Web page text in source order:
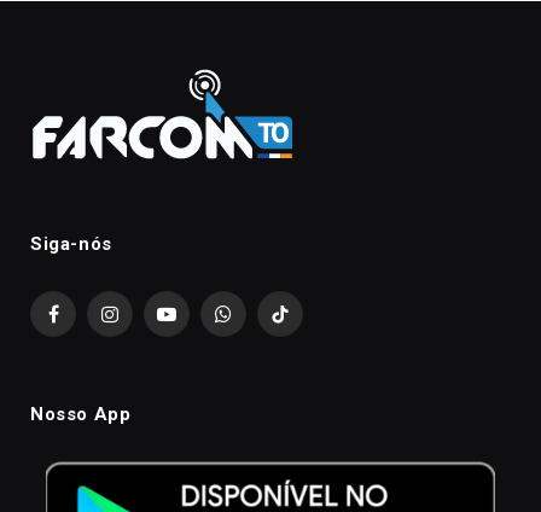
Siga-nós
FacebookInstagramYouTubeWhatsAppTikTok
Nosso App